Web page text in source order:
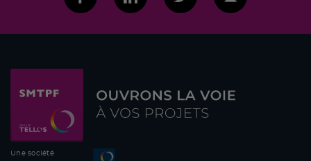
Une société